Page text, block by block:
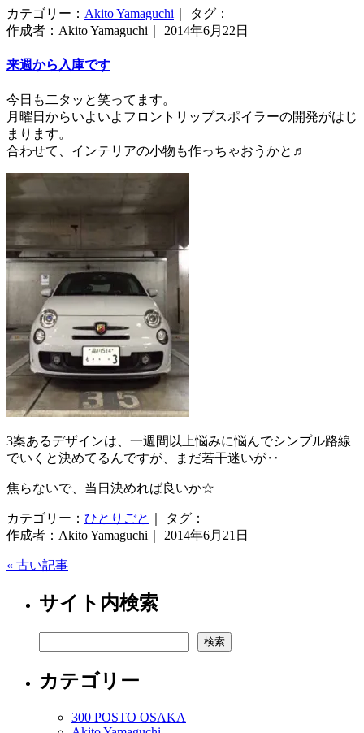
カテゴリー： Akito Yamaguchi ｜ タグ：
作成者：Akito Yamaguchi｜ 2014年6月22日
来週から入庫です
今日も二タッと笑ってます。
月曜日からいよいよフロントリップスポイラーの開発がはじ
まります。
合わせて、インテリアの小物も作っちゃおうかと♬
3案あるデザインは、一週間以上悩みに悩んでシンプル路線
でいくと決めてるんですが、まだ若干迷いが‥
焦らないで、当日決めれば良いか☆
カテゴリー： ひとりごと
｜ タグ：
作成者：Akito Yamaguchi｜ 2014年6月21日
« 古い記事
サイト内検索
検索
カテゴリー
300 POSTO OSAKA